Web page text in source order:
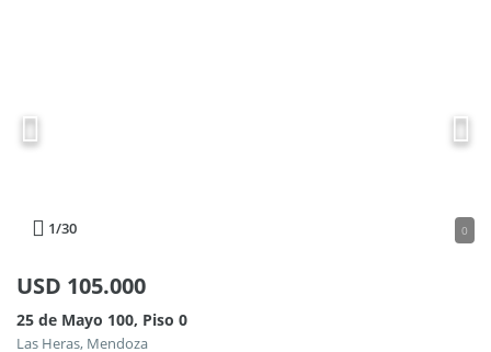
1/30 0
USD 105.000
25 de Mayo 100, Piso 0
Las Heras, Mendoza